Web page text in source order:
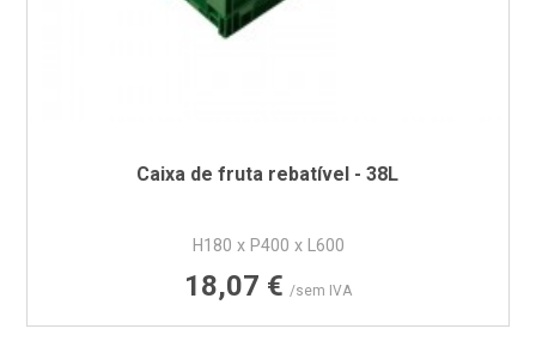
Caixa de fruta rebatível - 38L
H180 x P400 x L600
Preço
18,07 € /sem IVA